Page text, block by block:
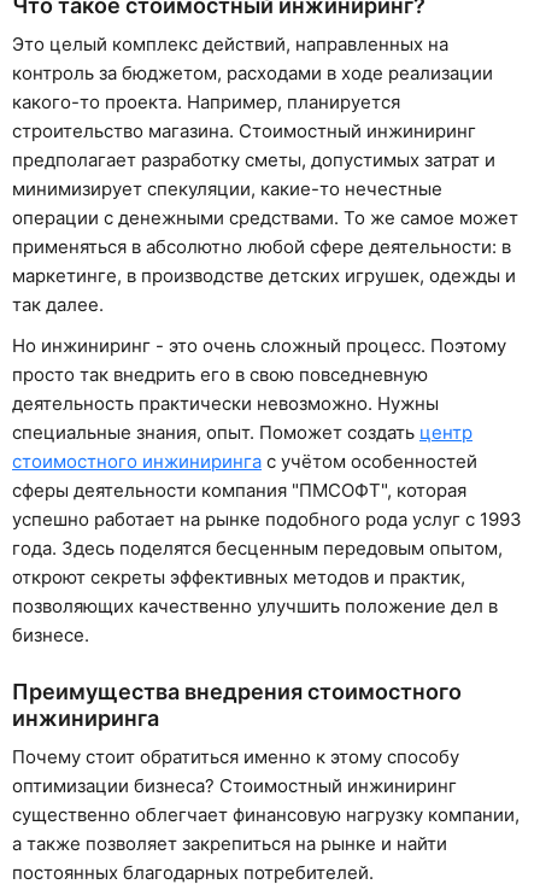
Что такое стоимостный инжиниринг?
Это целый комплекс действий, направленных на
контроль за бюджетом, расходами в ходе реализации
какого-то проекта. Например, планируется
строительство магазина. Стоимостный инжиниринг
предполагает разработку сметы, допустимых затрат и
минимизирует спекуляции, какие-то нечестные
операции с денежными средствами. То же самое может
применяться в абсолютно любой сфере деятельности: в
маркетинге, в производстве детских игрушек, одежды и
так далее.
Но инжиниринг - это очень сложный процесс. Поэтому
просто так внедрить его в свою повседневную
деятельность практически невозможно. Нужны
специальные знания, опыт. Поможет создать центр
стоимостного инжиниринга с учётом особенностей
сферы деятельности компания "ПМСОФТ", которая
успешно работает на рынке подобного рода услуг с 1993
года. Здесь поделятся бесценным передовым опытом,
откроют секреты эффективных методов и практик,
позволяющих качественно улучшить положение дел в
бизнесе.
Преимущества внедрения стоимостного
инжиниринга
Почему стоит обратиться именно к этому способу
оптимизации бизнеса? Стоимостный инжиниринг
существенно облегчает финансовую нагрузку компании,
а также позволяет закрепиться на рынке и найти
постоянных благодарных потребителей.